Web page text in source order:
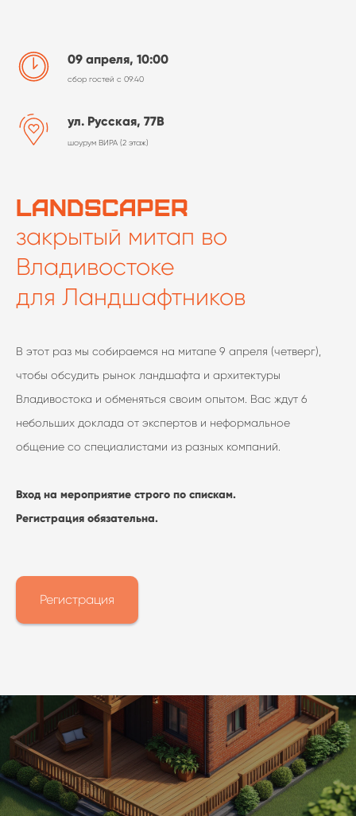
09 апреля, 10:00
сбор гостей с 09:40
ул. Русская, 77В
шоурум ВИРА (2 этаж)
landscaper
закрытый митап во
Владивостоке
для Ландшафтников
В этот раз мы собираемся на митапе 9 апреля (четверг),
чтобы обсудить рынок ландшафта и архитектуры
Владивостока и обменяться своим опытом. Вас ждут 6
небольших доклада от экспертов и неформальное
общение со специалистами из разных компаний.
Вход на мероприятие строго по спискам.
Регистрация обязательна.
Регистрация